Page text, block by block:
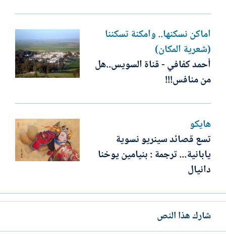
أماكن نسكنها.. وأمكنة تسكننا
(شعرية المكان)
أحمد كفافي - قناة السويس..هل
من منافس!!!
هايكو
تسع قصائد سينريو نسوية
يابانية... ترجمة : بنيامين يوخنا
دانيال
شارك هذا النص